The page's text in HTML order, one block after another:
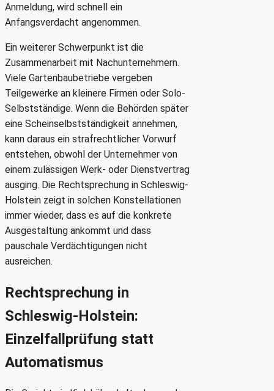
Anmeldung, wird schnell ein
Anfangsverdacht angenommen.
Ein weiterer Schwerpunkt ist die
Zusammenarbeit mit Nachunternehmern.
Viele Gartenbaubetriebe vergeben
Teilgewerke an kleinere Firmen oder Solo-
Selbstständige. Wenn die Behörden später
eine Scheinselbstständigkeit annehmen,
kann daraus ein strafrechtlicher Vorwurf
entstehen, obwohl der Unternehmer von
einem zulässigen Werk- oder Dienstvertrag
ausging. Die Rechtsprechung in Schleswig-
Holstein zeigt in solchen Konstellationen
immer wieder, dass es auf die konkrete
Ausgestaltung ankommt und dass
pauschale Verdächtigungen nicht
ausreichen.
Rechtsprechung in
Schleswig-Holstein:
Einzelfallprüfung statt
Automatismus